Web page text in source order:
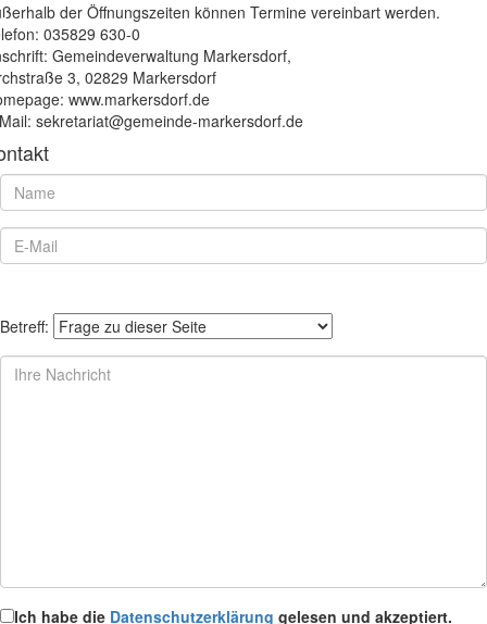
der Öffnungszeiten können Termine vereinbart werden.
035829 630-0
Gemeindeverwaltung Markersdorf,
3, 02829 Markersdorf
www.markersdorf.de
sekretariat@gemeinde-markersdorf.de
Betreff:
Ich habe die Datenschutzerklärung gelesen und akzeptiert.